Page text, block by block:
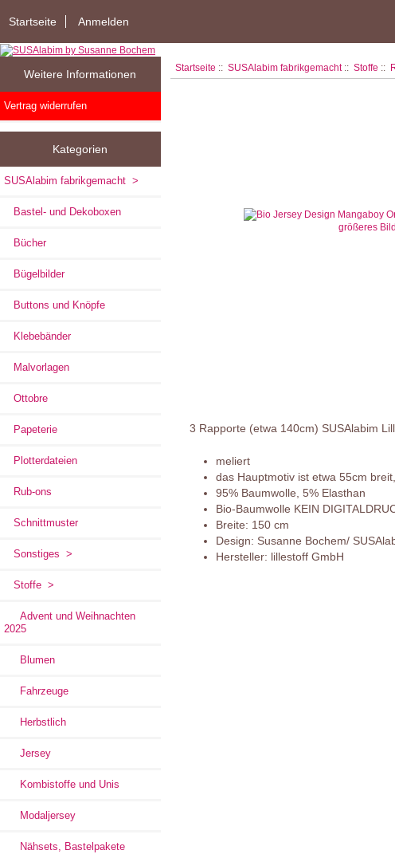
Startseite Anmelden
Weitere Informationen
Vertrag widerrufen
Kategorien
SUSAlabim fabrikgemacht >
Bastel- und Dekoboxen
Bücher
Bügelbilder
Buttons und Knöpfe
Klebebänder
Malvorlagen
Ottobre
Papeterie
Plotterdateien
Rub-ons
Schnittmuster
Sonstiges >
Stoffe >
Advent und Weihnachten
2025
Blumen
Fahrzeuge
Herbstlich
Jersey
Kombistoffe und Unis
Modaljersey
Nähsets, Bastelpakete
Startseite ::SUSAlabim fabrikgemacht::Stoffe ::
größeres Bild
3 Rapporte (etwa 140cm) SUSAlabim
meliert
das Hauptmotiv ist etwa 55cm
95% Baumwolle, 5% Elasthan
Bio-Baumwolle KEIN
Breite: 150 cm
Design: Susanne Bochem/
Hersteller: lillestoff GmbH